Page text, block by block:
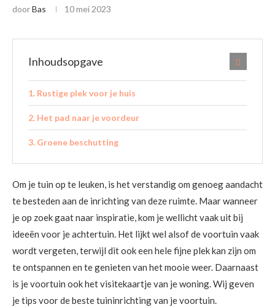
doorBas 10 mei 2023
Inhoudsopgave
Rustige plek voor je huis
Het pad naar je voordeur
Groene beschutting
Om je tuin op te leuken, is het verstandig om genoeg aandacht
te besteden aan de inrichting van deze ruimte. Maar wanneer
je op zoek gaat naar inspiratie, kom je wellicht vaak uit bij
ideeën voor je achtertuin. Het lijkt wel alsof de voortuin vaak
wordt vergeten, terwijl dit ook een hele fijne plek kan zijn om
te ontspannen en te genieten van het mooie weer. Daarnaast
is je voortuin ook het visitekaartje van je woning. Wij geven
je tips voor de beste tuininrichting van je voortuin.